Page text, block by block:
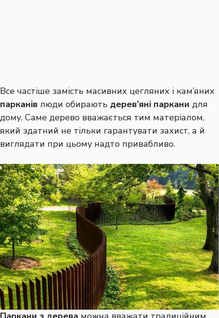
Все частіше замість масивних цегляних і кам’яних
парканів люди обирають дерев’яні паркани для
дому. Саме дерево вважається тим матеріалом,
який здатний не тільки гарантувати захист, а й
виглядати при цьому надто привабливо.